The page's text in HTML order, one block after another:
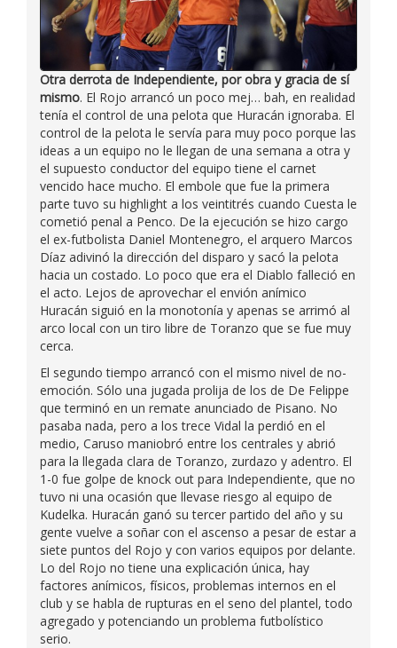
Otra derrota de Independiente, por obra y gracia de sí
mismo. El Rojo arrancó un poco mej… bah, en realidad
tenía el control de una pelota que Huracán ignoraba. El
control de la pelota le servía para muy poco porque las
ideas a un equipo no le llegan de una semana a otra y
el supuesto conductor del equipo tiene el carnet
vencido hace mucho. El embole que fue la primera
parte tuvo su highlight a los veintitrés cuando Cuesta le
cometió penal a Penco. De la ejecución se hizo cargo
el ex-futbolista Daniel Montenegro, el arquero Marcos
Díaz adivinó la dirección del disparo y sacó la pelota
hacia un costado. Lo poco que era el Diablo falleció en
el acto. Lejos de aprovechar el envión anímico
Huracán siguió en la monotonía y apenas se arrimó al
arco local con un tiro libre de Toranzo que se fue muy
cerca.
El segundo tiempo arrancó con el mismo nivel de no-
emoción. Sólo una jugada prolija de los de De Felippe
que terminó en un remate anunciado de Pisano. No
pasaba nada, pero a los trece Vidal la perdió en el
medio, Caruso maniobró entre los centrales y abrió
para la llegada clara de Toranzo, zurdazo y adentro. El
1-0 fue golpe de knock out para Independiente, que no
tuvo ni una ocasión que llevase riesgo al equipo de
Kudelka. Huracán ganó su tercer partido del año y su
gente vuelve a soñar con el ascenso a pesar de estar a
siete puntos del Rojo y con varios equipos por delante.
Lo del Rojo no tiene una explicación única, hay
factores anímicos, físicos, problemas internos en el
club y se habla de rupturas en el seno del plantel, todo
agregado y potenciando un problema futbolístico
serio.